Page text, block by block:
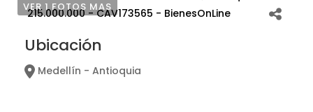
VER 1 FOTOS MAS
Ubicación
Medellín - Antioquia